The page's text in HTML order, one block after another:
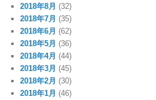
2018年8月 (32)
2018年7月 (35)
2018年6月 (62)
2018年5月 (36)
2018年4月 (44)
2018年3月 (45)
2018年2月 (30)
2018年1月 (46)